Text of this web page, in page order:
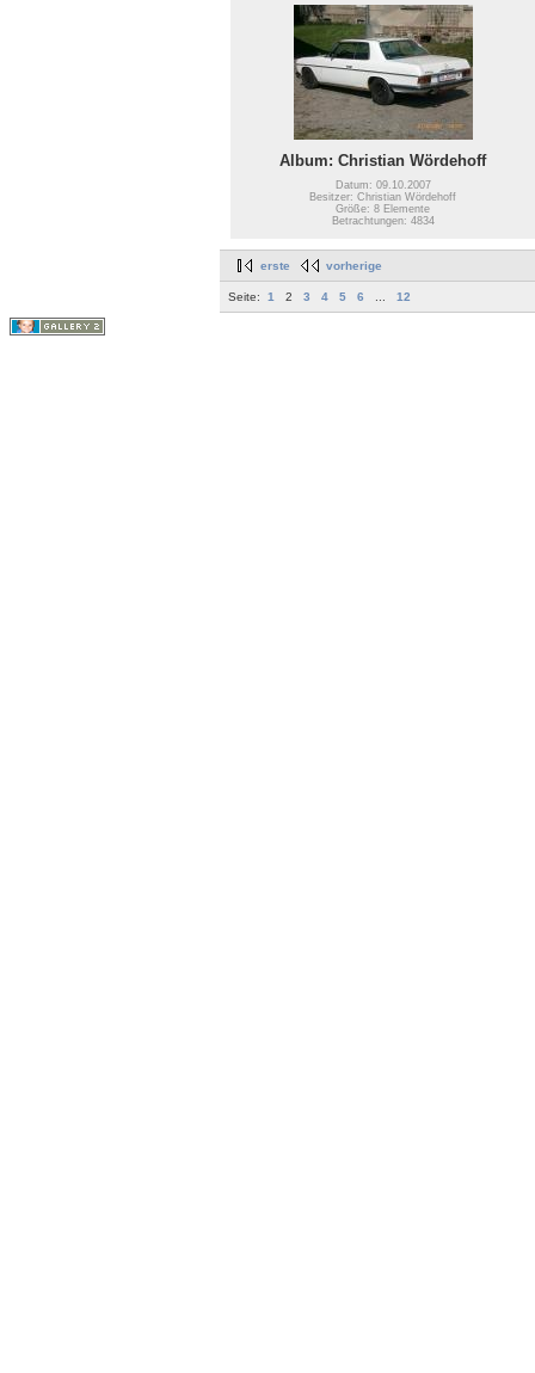
Album: Christian Wördehoff
Datum: 09.10.2007
Besitzer: Christian Wördehoff
Größe: 8 Elemente
Betrachtungen: 4834
erste vorherige
Seite: 1 2 3 4 5 6 12